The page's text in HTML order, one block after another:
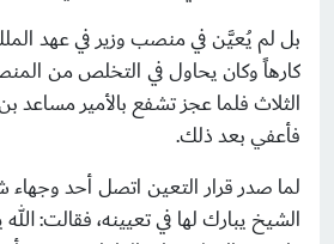
بل لم يُعيَّن في منصب وزير في عهد
كارهاً وكان يحاول في التخلص من
الثلاث فلما عجز تشفع بالأمير مساعد
فأعفي بعد ذلك.
لما صدر قرار التعين اتصل أحد وجهاء
الشيخ يبارك لها في تعيينه، فقالت: